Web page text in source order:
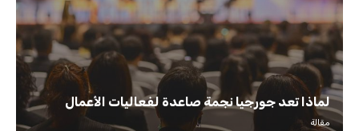
لماذا تعد جورجيا نجمة صاعدة لفعاليات الأعمال
مقالة